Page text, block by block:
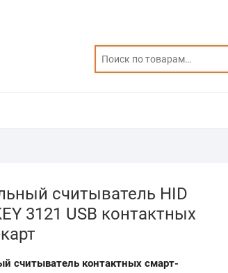
считыватель HID
3121 USB контактных
считыватель контактных смарт-